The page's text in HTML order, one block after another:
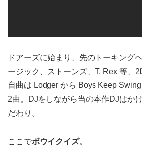
ドアーズに始まり、先のトーキング
ージック、ストーンズ、T. Rex 等、2
自曲は Lodger から Boys Keep
2曲。DJをしながら当の本作DJはか
だわり。
ここでボウイクイズ。